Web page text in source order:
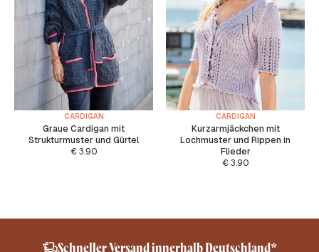
CARDIGAN
Graue Cardigan mit
Strukturmuster und Gürtel
€3.90
CARDIGAN
Kurzarmjäckchen mit
Lochmuster und Rippen in
Flieder
€3.90
Schneller Versand innerhalb Deutschland*